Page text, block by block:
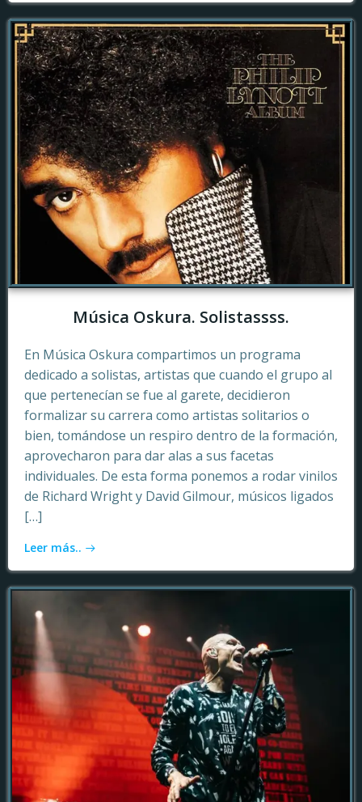
Música Oskura. Solistassss.
En Música Oskura compartimos un programa
dedicado a solistas, artistas que cuando el grupo al
que pertenecían se fue al garete, decidieron
formalizar su carrera como artistas solitarios o
bien, tomándose un respiro dentro de la formación,
aprovecharon para dar alas a sus facetas
individuales. De esta forma ponemos a rodar vinilos
de Richard Wright y David Gilmour, músicos ligados
[…]
Leer más..